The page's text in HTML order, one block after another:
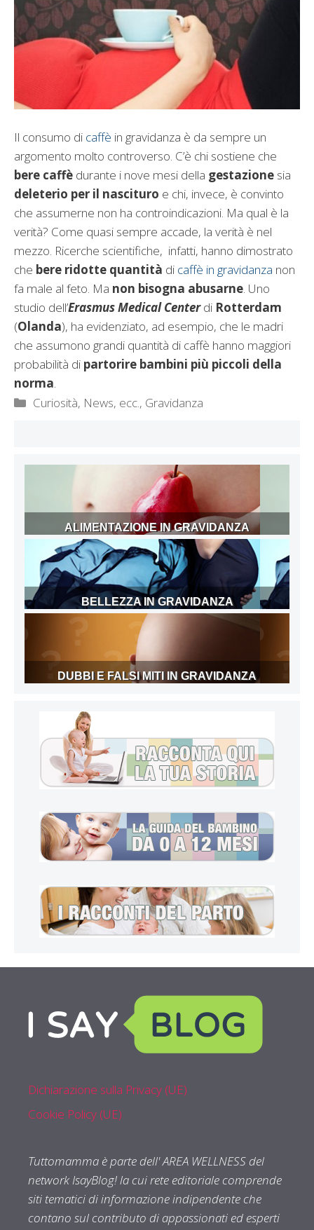
Il consumo di caffè in gravidanza è da sempre un
argomento molto controverso. C’è chi sostiene che
bere caffè durante i nove mesi della gestazione sia
deleterio per il nascituro e chi, invece, è convinto
che assumerne non ha controindicazioni. Ma qual è la
verità? Come quasi sempre accade, la verità è nel
mezzo. Ricerche scientifiche, infatti, hanno dimostrato
che bere ridotte quantità di caffè in gravidanza non
fa male al feto. Ma non bisogna abusarne . Uno
studio dell’Erasmus Medical Centerdi Rotterdam
(Olanda), ha evidenziato, ad esempio, che le madri
che assumono grandi quantità di caffè hanno maggiori
probabilità di partorire bambini più piccoli della
norma
Categorie
Curiosità, News, ecc., Gravidanza
ALIMENTAZIONE IN GRAVIDANZA
BELLEZZA IN GRAVIDANZA
DUBBI E FALSI MITI IN GRAVIDANZA
Dichiarazione sulla Privacy (UE)
Cookie Policy (UE)
Tuttomamma è parte dell' AREA WELLNESS del
network IsayBlog! la cui rete editoriale comprende
siti tematici di informazione indipendente che
contano sul contributo di appassionati ed esperti